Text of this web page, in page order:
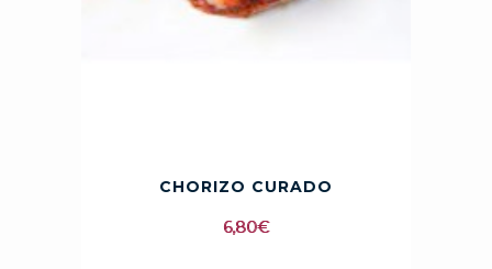
CHORIZO CURADO
6,80€